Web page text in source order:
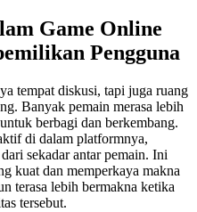
Game Online
Pengguna
tempat diskusi, tapi juga ruang
Banyak pemain merasa lebih
berbagi dan berkembang.
di dalam platformnya,
sekadar antar pemain. Ini
kuat dan memperkaya makna
terasa lebih bermakna ketika
tersebut.